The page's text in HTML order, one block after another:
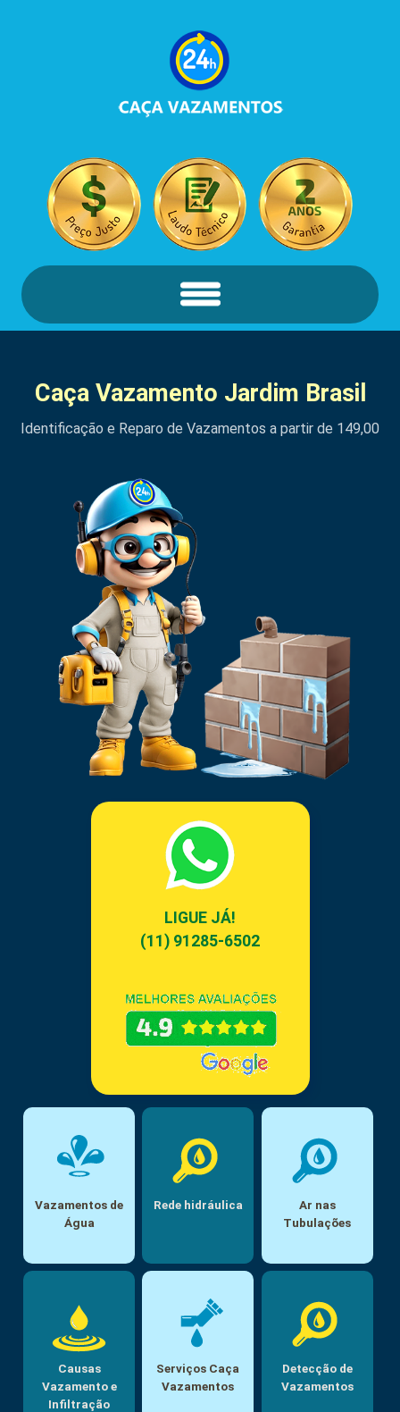
Caça Vazamento Jardim Brasil
Identificação e Reparo de Vazamentos a partir de 149,00
LIGUE JÁ!
(11) 91285-6502
Vazamentos de
Água
Rede hidráulica
Ar nas
Tubulações
Causas
Vazamento e
Infiltração
Serviços Caça
Vazamentos
Detecção de
Vazamentos